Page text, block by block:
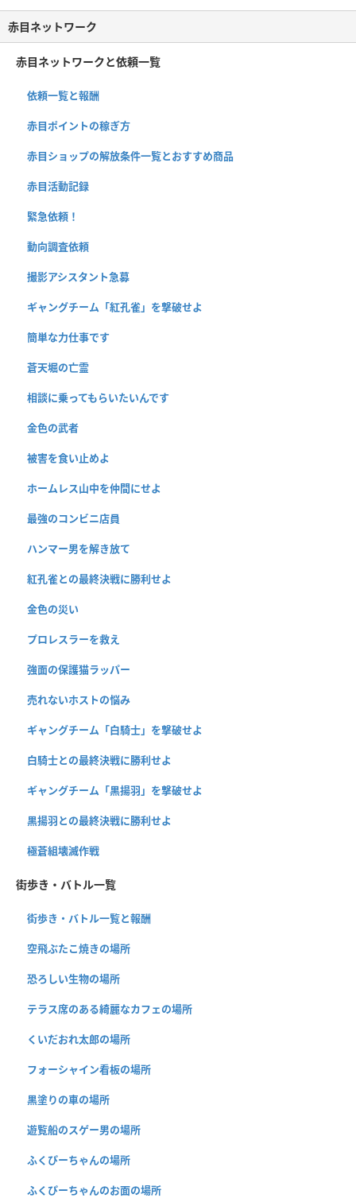
赤目ネットワーク
赤目ネットワークと依頼一覧
依頼一覧と報酬
赤目ポイントの稼ぎ方
赤目ショップの解放条件一覧とおすすめ商品
赤目活動記録
緊急依頼！
動向調査依頼
撮影アシスタント急募
ギャングチーム「紅孔雀」を撃破せよ
簡単な力仕事です
蒼天堀の亡霊
相談に乗ってもらいたいんです
金色の武者
被害を食い止めよ
ホームレス山中を仲間にせよ
最強のコンビニ店員
ハンマー男を解き放て
紅孔雀との最終決戦に勝利せよ
金色の災い
プロレスラーを救え
強面の保護猫ラッパー
売れないホストの悩み
ギャングチーム「白騎士」を撃破せよ
白騎士との最終決戦に勝利せよ
ギャングチーム「黒揚羽」を撃破せよ
黒揚羽との最終決戦に勝利せよ
極蒼組壊滅作戦
街歩き・バトル一覧
街歩き・バトル一覧と報酬
空飛ぶたこ焼きの場所
恐ろしい生物の場所
テラス席のある綺麗なカフェの場所
くいだおれ太郎の場所
フォーシャイン看板の場所
黒塗りの車の場所
遊覧船のスゲー男の場所
ふくぴーちゃんの場所
ふくぴーちゃんのお面の場所